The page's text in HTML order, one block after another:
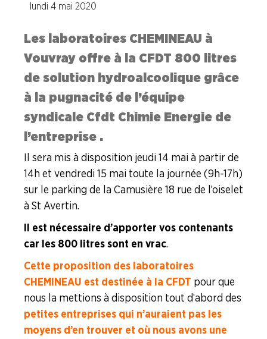
Merck (Sermoy)
Novo Nordisk
OCP Répartition
Recipharm
Sanofi (Tours)
Servier
Branche Plasturgie
Branche Verre
lundi 4 mai 2020
Les laboratoires CHEMINEAU à
Vouvray offre à la CFDT 800 litres
de solution hydroalcoolique grâce
à la pugnacité de l’équipe
syndicale Cfdt Chimie Energie de
l’entreprise .
Il sera mis à disposition jeudi 14 mai à partir de
14h et vendredi 15 mai toute la journée (9h-17h)
sur le parking de la Camusière 18 rue de l’oiselet
à St Avertin.
Il est nécessaire d’apporter vos contenants
car les 800 litres sont en vrac.
Cette proposition des laboratoires
CHEMINEAU est destinée à la CFDT pour que
nous la mettions à disposition tout d’abord des
petites entreprises qui n’auraient pas les
moyens d’en trouver et où nous avons une